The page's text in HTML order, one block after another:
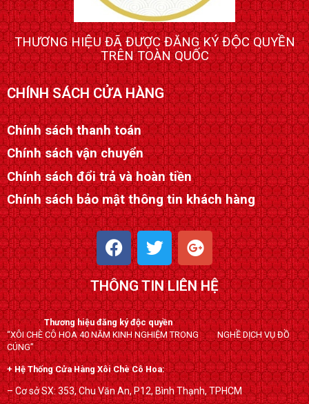
THƯƠNG HIỆU ĐÃ ĐƯỢC ĐĂNG KÝ ĐỘC QUYỀN
TRÊN TOÀN QUỐC
CHÍNH SÁCH CỬA HÀNG
Chính sách thanh toán
Chính sách vận chuyển
Chính sách đổi trả và hoàn tiền
Chính sách bảo mật thông tin khách hàng
F
a
c
e
b
o
o
k
T
w
i
t
t
e
r
G
o
o
g
l
e
-
p
l
u
THÔNG TIN LIÊN HỆ
Thương hiệu đăng ký độc quyền
“XÔI CHÈ CÔ HOA 40 NĂM KINH NGHIỆM TRONG NGHỀ DỊCH VỤ ĐỒ
CÚNG”
+ Hệ Thống Cửa Hàng Xôi Chè Cô Hoa:
– Cơ sở SX: 353, Chu Văn An, P12, Bình Thạnh, TPHCM